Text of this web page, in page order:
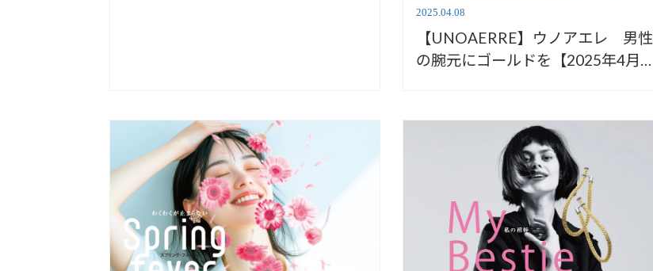
2025.04.08
【UNOAERRE】ウノアエレ 男性
の腕元にゴールドを【2025年4月17